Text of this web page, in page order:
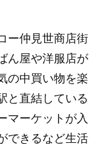
ー仲見世商店街
ん屋や洋服店が
の中買い物を楽
と直結している
マーケットが入
できるなど生活